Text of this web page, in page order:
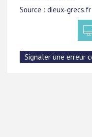
Source : dieux-grecs.fr